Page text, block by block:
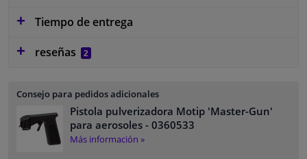
Tiempo de entrega
reseñas
2
Consejo para pedidos adicionales
Pistola pulverizadora Motip 'Master-Gun'
para aerosoles - 0360533
Más información »